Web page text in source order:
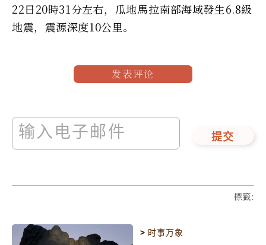
22日20時31分左右，瓜地馬拉南部海域發生6.8級
地震，震源深度10公里。
发表评论
提交
標籤:
> 时事万象